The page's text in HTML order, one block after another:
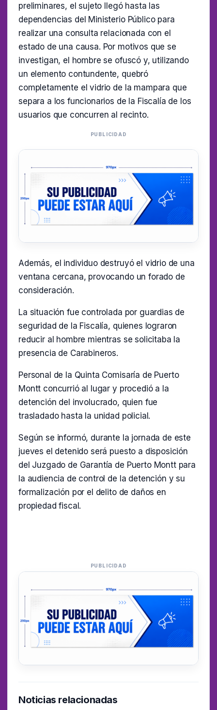
preliminares, el sujeto llegó hasta las
dependencias del Ministerio Público para
realizar una consulta relacionada con el
estado de una causa. Por motivos que se
investigan, el hombre se ofuscó y, utilizando
un elemento contundente, quebró
completamente el vidrio de la mampara que
separa a los funcionarios de la Fiscalía de los
usuarios que concurren al recinto.
PUBLICIDAD
Además, el individuo destruyó el vidrio de una
ventana cercana, provocando un forado de
consideración.
La situación fue controlada por guardias de
seguridad de la Fiscalía, quienes lograron
reducir al hombre mientras se solicitaba la
presencia de Carabineros.
Personal de la Quinta Comisaría de Puerto
Montt concurrió al lugar y procedió a la
detención del involucrado, quien fue
trasladado hasta la unidad policial.
Según se informó, durante la jornada de este
jueves el detenido será puesto a disposición
del Juzgado de Garantía de Puerto Montt para
la audiencia de control de la detención y su
formalización por el delito de daños en
propiedad fiscal.
PUBLICIDAD
Noticias relacionadas